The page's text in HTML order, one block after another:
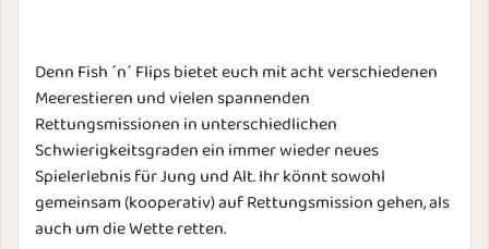
Denn Fish ´n´ Flips bietet euch mit acht verschiedenen
Meerestieren und vielen spannenden
Rettungsmissionen in unterschiedlichen
Schwierigkeitsgraden ein immer wieder neues
Spielerlebnis für Jung und Alt. Ihr könnt sowohl
gemeinsam (kooperativ) auf Rettungsmission gehen, als
auch um die Wette retten.